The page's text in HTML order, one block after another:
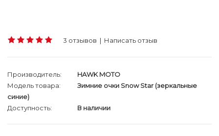
3 отзывов | Написать отзыв
Производитель:
HAWK MOTO
Модель товара:
Зимние очки Snow Star (зеркальные
синие)
Доступность:
В наличии